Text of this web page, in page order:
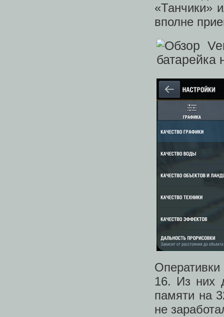
«Танчики»
вполне
16. Из них
памяти на
не